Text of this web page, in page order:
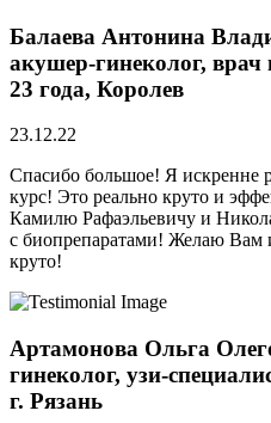
Балаева Антонина
акушер-гинеколог,
23 года, Королев
23.12.22
Спасибо большое! Я искренне
курс! Это реально круто и
Камилю Рафаэльевичу и
с биопрепаратами! Желаю Вам
круто!
Артамонова Ольга
гинеколог, узи-
г. Рязань